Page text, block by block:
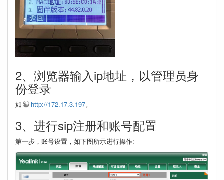
2、浏览器输入ip地址，以管理员身
份登录
如 http://172.17.3.197。
3、进行sip注册和账号配置
第一步，账号设置，如下图所示进行操作: